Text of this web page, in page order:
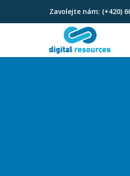
Skip
Zavolejte nám: (+420)